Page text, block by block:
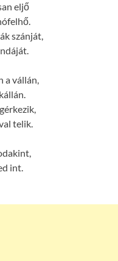
eljő
szánját,
a vállán,
telik.
int.